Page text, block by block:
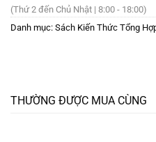
(Thứ 2 đến Chủ Nhật | 8:00 - 18:00)
Danh mục: Sách Kiến Thức Tổng
THƯỜNG ĐƯỢC MUA CÙNG